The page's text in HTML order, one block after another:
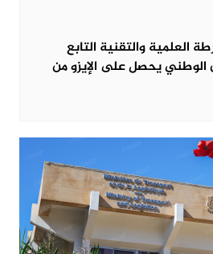
العلمية والتقنية التابع
الوطني يحصل على الإيزو من